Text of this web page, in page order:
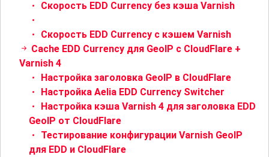
Скорость EDD Currency без кэша Varnish
Скорость EDD Currency с кэшем Varnish
Cache EDD Currency для GeoIP с CloudFlare +
Varnish 4
Настройка заголовка GeoIP в CloudFlare
Настройка Aelia EDD Currency Switcher
Настройка кэша Varnish 4 для заголовка EDD
GeoIP от CloudFlare
Тестирование конфигурации Varnish GeoIP
для EDD и CloudFlare